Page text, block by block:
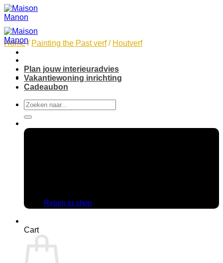
Skip
to
content
Plan jouw interieuradvies
Vakantiewoning inrichting
Cadeaubon
Search
for:
Return to shop
Cart
Home / Painting the Past verf / Houtverf